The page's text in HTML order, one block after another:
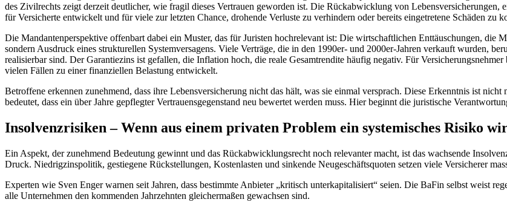
des Zivilrechts zeigt derzeit deutlicher, wie fragil dieses Vertrauen geworden ist. Die Rückabwicklung von Lebensversicherungen,
für Versicherte entwickelt und für viele zur letzten Chance, drohende Verluste zu verhindern oder bereits eingetretene Schäden zu
Die Mandantenperspektive offenbart dabei ein Muster, das für Juristen hochrelevant ist: Die wirtschaftlichen Enttäuschungen, die
sondern Ausdruck eines strukturellen Systemversagens. Viele Verträge, die in den 1990er- und 2000er-Jahren verkauft wurden,
realisierbar sind. Der Garantiezins ist gefallen, die Inflation hoch, die reale Gesamtrendite häufig negativ. Für
vielen Fällen zu einer finanziellen Belastung entwickelt.
Betroffene erkennen zunehmend, dass ihre Lebensversicherung nicht das hält, was sie einmal versprach. Diese Erkenntnis ist
bedeutet, dass ein über Jahre gepflegter Vertrauensgegenstand neu bewertet werden muss. Hier beginnt die juristische
Insolvenzrisiken – Wenn aus einem privaten Problem ein systemisches Risiko
Ein Aspekt, der zunehmend Bedeutung gewinnt und das Rückabwicklungsrecht noch relevanter macht, ist das wachsende
Druck. Niedrigzinspolitik, gestiegene Rückstellungen, Kostenlasten und sinkende Neugeschäftsquoten setzen viele Versicherer
Experten wie Sven Enger warnen seit Jahren, dass bestimmte Anbieter „kritisch unterkapitalisiert“ seien. Die BaFin selbst weist
alle Unternehmen den kommenden Jahrzehnten gleichermaßen gewachsen sind.